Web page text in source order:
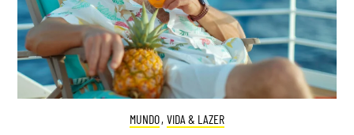
MUNDO, VIDA & LAZER